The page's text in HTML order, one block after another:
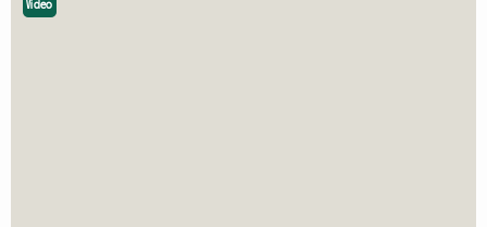
Video